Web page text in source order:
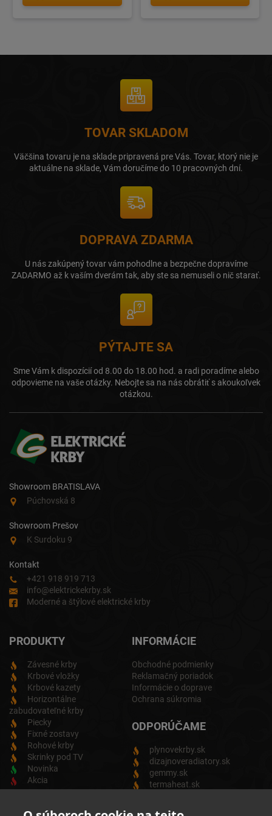
TOVAR SKLADOM
Väčšina tovaru je na sklade pripravená pre Vás. Tovar, ktorý nie je
aktuálne na sklade, Vám doručíme do 10 pracovných dní.
DOPRAVA ZDARMA
U nás zakúpený tovar vám pohodlne a bezpečne dopravíme
ZADARMO až k vaším dverám tak, aby ste sa nemuseli o nič starať.
PÝTAJTE SA
Sme Vám k dispozícií od 8.00 do 18.00 hod. a radi poradíme alebo
odpovieme na vaše otázky. Nebojte sa na nás obrátiť s akoukoľvek
otázkou.
Showroom BRATISLAVA
Púchovská 8
Showroom Prešov
K Surdoku 9
Kontakt
+421 918 919 713
info@elektrickekrby.sk
Moderné a štýlové elektrické krby
PRODUKTY
Závesné krby
Krbové vložky
Krbové kazety
Horizontálne
zabudovateľné krby
Piecky
Fixné zostavy
Rohové krby
Skrinky pod TV
Novinka
Akcia
INFORMÁCIE
Obchodné podmienky
Reklamačný poriadok
Informácie o doprave
Ochrana súkromia
ODPORÚČAME
plynovekrby.sk
dizajnoveradiatory.sk
gemmy.sk
termaheat.sk
ODBER NEWSLETTRA